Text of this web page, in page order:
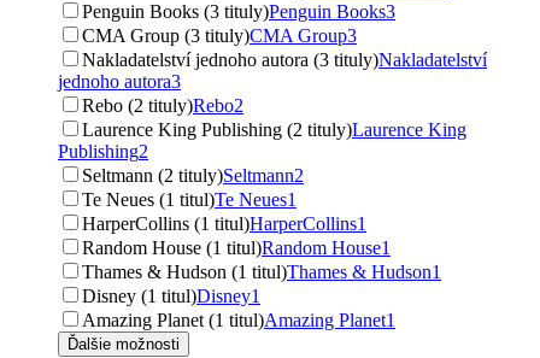
Penguin Books (3 tituly)Penguin Books3
CMA Group (3 tituly)CMA Group3
Nakladatelství jednoho autora (3 tituly)Nakladatelství
jednoho autora3
Rebo (2 tituly)Rebo2
Laurence King Publishing (2 tituly)Laurence King
Publishing2
Seltmann (2 tituly)Seltmann2
Te Neues (1 titul)Te Neues1
HarperCollins (1 titul)HarperCollins1
Random House (1 titul)Random House1
Thames & Hudson (1 titul)Thames & Hudson1
Disney (1 titul)Disney1
Amazing Planet (1 titul)Amazing Planet1
Ďalšie možnosti